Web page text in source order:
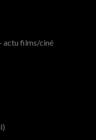
actu films/ciné